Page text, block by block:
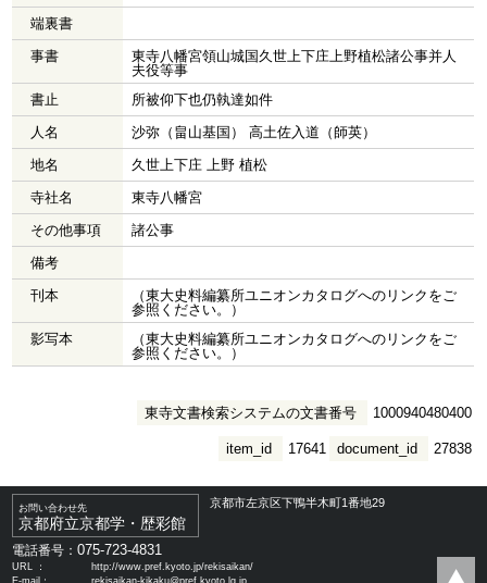
端裏書
事書
東寺八幡宮領山城国久世上下庄上野植松諸公事并人
夫役等事
書止
所被仰下也仍執達如件
人名
沙弥（畠山基国） 高土佐入道（師英）
地名
久世上下庄 上野 植松
寺社名
東寺八幡宮
その他事項
諸公事
備考
刊本
（東大史料編纂所ユニオンカタログへのリンクをご
参照ください。）
影写本
（東大史料編纂所ユニオンカタログへのリンクをご
参照ください。）
東寺文書検索システムの文書番号 1000940480400
document_id 27838
item_id 17641
お問い合わせ先
京都府立京都学・歴彩館
京都市左京区下鴨半木町1番地29
電話番号：075-723-4831
URL ：
http://www.pref.kyoto.jp/rekisaikan/
E-mail：
rekisaikan-kikaku@pref.kyoto.lg.jp